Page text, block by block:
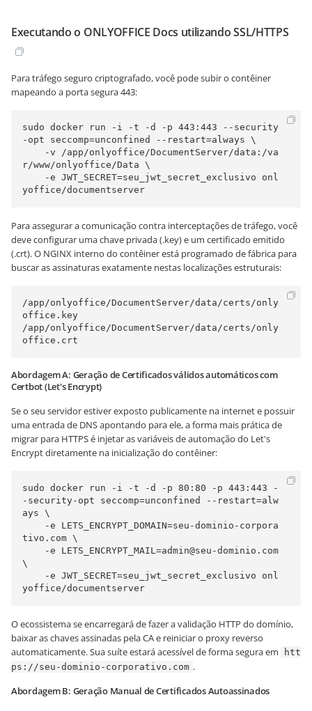
Executando o ONLYOFFICE Docs utilizando SSL/HTTPS
Para tráfego seguro criptografado, você pode subir o contêiner
mapeando a porta segura 443:
sudo docker run -i -t -d -p 443:443 --security
-opt seccomp=unconfined --restart=always \
r/www/onlyoffice/Data \
yoffice/documentserver
Para assegurar a comunicação contra interceptações de tráfego, você
deve configurar uma chave privada (.key) e um certificado emitido
(.crt). O NGINX interno do contêiner está programado de fábrica para
buscar as assinaturas exatamente nestas localizações estruturais:
/app/onlyoffice/DocumentServer/data/certs/only
office.key
/app/onlyoffice/DocumentServer/data/certs/only
office.crt
Abordagem A: Geração de Certificados válidos automáticos com
Certbot (Let's Encrypt)
Se o seu servidor estiver exposto publicamente na internet e possuir
uma entrada de DNS apontando para ele, a forma mais prática de
migrar para HTTPS é injetar as variáveis de automação do Let's
Encrypt diretamente na inicialização do contêiner:
sudo docker run -i -t -d -p 80:80 -p 443:443 -
-security-opt seccomp=unconfined --restart=alw
ays \
tivo.com \
\
yoffice/documentserver
O ecossistema se encarregará de fazer a validação HTTP do domínio,
baixar as chaves assinadas pela CA e reiniciar o proxy reverso
automaticamente. Sua suíte estará acessível de forma segura em
htt
ps://seu-dominio-corporativo.com .
Abordagem B: Geração Manual de Certificados Autoassinados